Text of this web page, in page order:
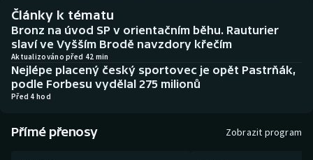
Basketbal
Biatlon
Boby a skeleton
Box
Historické návraty
Aplikace ČT sport
AZ kvíz
Články k tématu
Bronz na úvod SP v orientačním běhu. Rauturier
slaví ve Vyšším Brodě navzdory křečím
Aktualizováno před 42 min
Nejlépe placený český sportovec je opět Pastrňák,
podle Forbesu vydělal 275 milionů
Před 4 hod
Přímé přenosy Zobrazit program